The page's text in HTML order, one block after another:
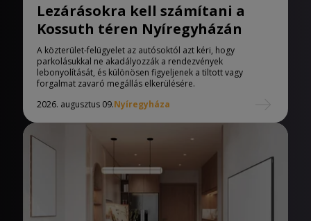
Lezárásokra kell számítani a
Kossuth téren Nyíregyházán
A közterület-felügyelet az autósoktól azt kéri, hogy
parkolásukkal ne akadályozzák a rendezvények
lebonyolítását, és különösen figyeljenek a tiltott vagy
forgalmat zavaró megállás elkerülésére.
2026. augusztus 09.Nyíregyháza